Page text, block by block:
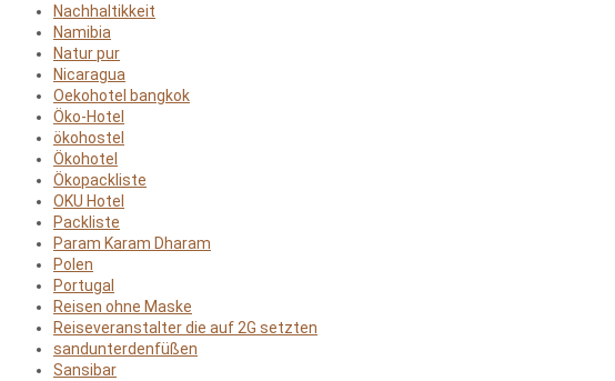
Nachhaltikkeit
Namibia
Natur pur
Nicaragua
Oekohotel bangkok
Öko-Hotel
ökohostel
Ökohotel
Ökopackliste
OKU Hotel
Packliste
Param Karam Dharam
Polen
Portugal
Reisen ohne Maske
Reiseveranstalter die auf 2G setzten
sandunterdenfüßen
Sansibar